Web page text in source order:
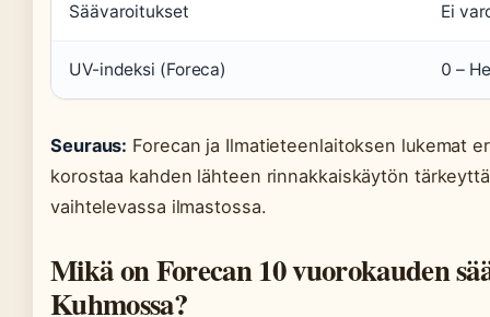
Säävaroitukset Ei
UV-indeksi (Foreca) 0 –
Seuraus: Forecan ja Ilmatieteenlaitoksen lukemat
korostaa kahden lähteen rinnakkaiskäytön
vaihtelevassa ilmastossa.
Mikä on Forecan 10 vuorokauden
Kuhmossa?